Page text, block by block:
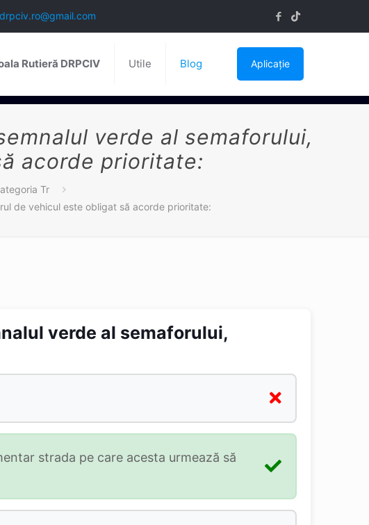
Rutieră DRPCIV Utile Blog Aplicație
verde al semaforului,
acorde prioritate:
Tr
de vehicul este obligat să acorde prioritate:
verde al semaforului,
strada pe care acesta urmează să